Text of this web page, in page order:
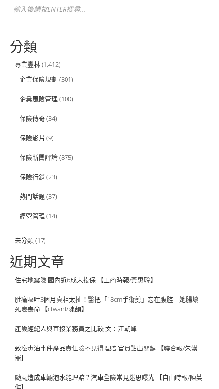
分類
專業豐林(1,412)
企業保險規劃 (301)
企業風險管理 (100)
保險傳奇(34)
保險影片 (9)
保險新聞評論(875)
保險行銷 (23)
熱門話題(37)
經營管理 (14)
未分類(17)
近期文章
住宅地震險 國內近6成未投保 【工商時報/黃惠聆】
肚痛嘔吐3個月真相太扯！醫把「18cm手術剪」忘在腹腔 她腸壞
死險喪命 【ctwant/陳頡】
產險經紀人與直接業務員之比較 文：江朝峰
致癌毒油事件產品責任險不見得理賠 官員點出關鍵 【聯合報/朱漢
崙】
颱風造成車輛泡水能理賠？汽車全險常見迷思曝光 【自由時報/陳英
傑】